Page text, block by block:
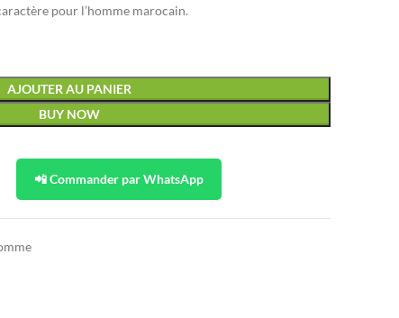
pour l’homme marocain.
AJOUTER AU PANIER
BUY NOW
📲 Commander par WhatsApp